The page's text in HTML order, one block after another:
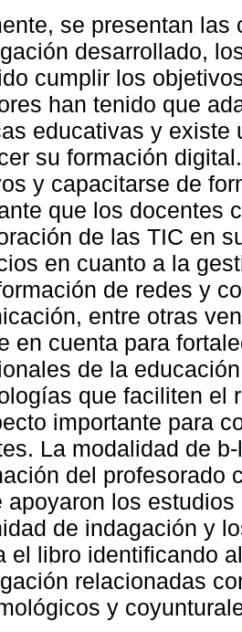
se presentan
desarrollado,
cumplir los
han tenido que
educativas y existe
su formación
y capacitarse de
que los docentes
de las TIC en
en cuanto a la
de redes y
entre otras
en cuenta para
de la
que faciliten el
importante para
La modalidad de
del profesorado
apoyaron los
de indagación y
el libro identificando
relacionadas
y